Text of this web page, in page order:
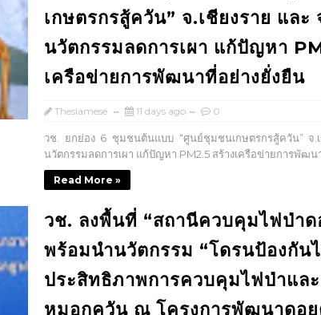
เกษตรกรสู้ควัน” จ.เชียงราย และ
นวัตกรรมลดการเผา แก้ปัญหา
เครือข่ายการพัฒนาที่อย่างยั่งยืน
Thesiamese 11 days ago 0
วช. ยกย่อง 6 ชุมชนต้นแบบ “ศูนย์ชุมชนเกษตรกรสู้ควัน” จ.
นวัตกรรมลดการเผา แก้ปัญหา PM2.5 สร้างเครือข่ายการพัฒนา
Read More »
วช. ลงพื้นที่ “สถานีควบคุมไฟป่าด
พร้อมนำนวัตกรรม “โดรนป้องกัน
ประสิทธิภาพการควบคุมไฟป่าแล
หมอกควัน ณ โครงการพัฒนาดอ